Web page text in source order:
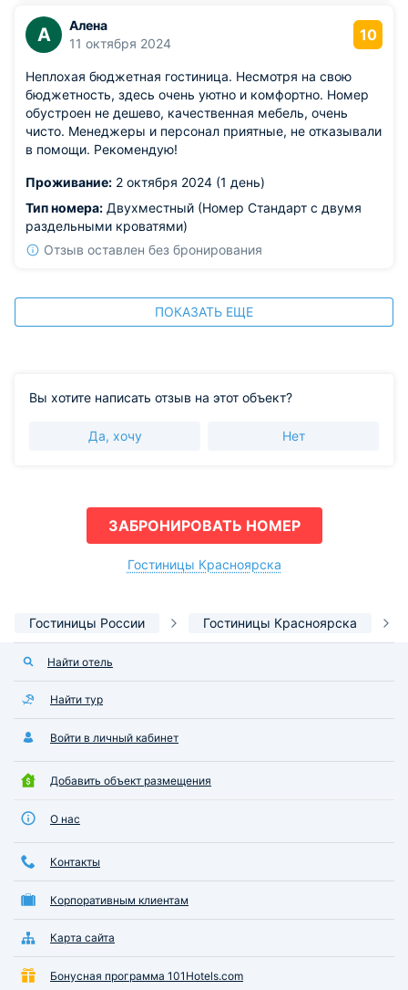
А
Алена
11 октября 2024
10
Неплохая бюджетная гостиница. Несмотря на свою
бюджетность, здесь очень уютно и комфортно. Номер
обустроен не дешево, качественная мебель, очень
чисто. Менеджеры и персонал приятные, не отказывали
в помощи. Рекомендую!
Проживание: 2 октября 2024 (1 день)
Тип номера: Двухместный (Номер Стандарт с двумя
раздельными кроватями)
Отзыв оставлен без бронирования
ПОКАЗАТЬ ЕЩЕ
Вы хотите написать отзыв на этот объект?
Да, хочу Нет
ЗАБРОНИРОВАТЬ НОМЕР
Гостиницы Красноярска
Гостиницы России Гостиницы Красноярска
Найти отель
Найти тур
Войти в личный кабинет
Добавить объект размещения
О нас
Контакты
Корпоративным клиентам
Карта сайта
Бонусная программа 101Hotels.com